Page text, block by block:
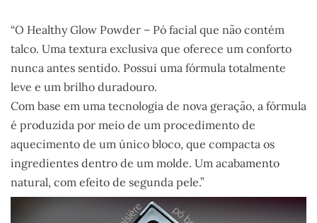
“O Healthy Glow Powder – Pó facial que não contém
talco. Uma textura exclusiva que oferece um conforto
nunca antes sentido. Possui uma fórmula totalmente
leve e um brilho duradouro.
Com base em uma tecnologia de nova geração, a fórmula
é produzida por meio de um procedimento de
aquecimento de um único bloco, que compacta os
ingredientes dentro de um molde. Um acabamento
natural, com efeito de segunda pele.”